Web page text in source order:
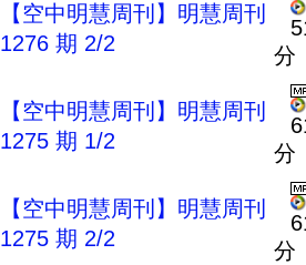
【空中明慧周刊】明慧周刊
1276 期 2/2
分
【空中明慧周刊】明慧周刊
1275 期 1/2
分
【空中明慧周刊】明慧周刊
1275 期 2/2
分